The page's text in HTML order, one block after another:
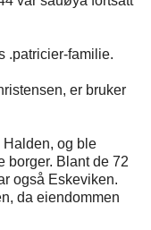
.patricier-familie.
er bruker
og ble
borger. Blant de 72
også Eskeviken.
da eiendommen